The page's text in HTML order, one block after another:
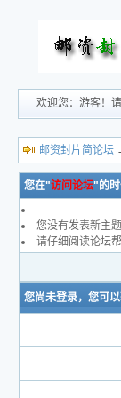
欢迎您：游客！
邮资封片简论坛
您在"访问论坛"的时
您没有发表新主
请仔细阅读论坛
您尚未登录，您可